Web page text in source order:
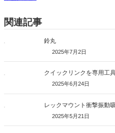
関連記事
鈴丸
2025年7月2日
クイックリンクを専用工
2025年6月24日
レックマウント衝撃振動
2025年5月21日